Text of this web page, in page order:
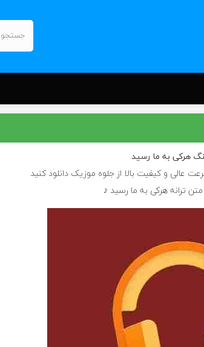
هرکی به ما رسید
عالی و کیفیت بالا از جلوه موزیک دانلود کنید
ترانه هرکی به ما رسید ♪